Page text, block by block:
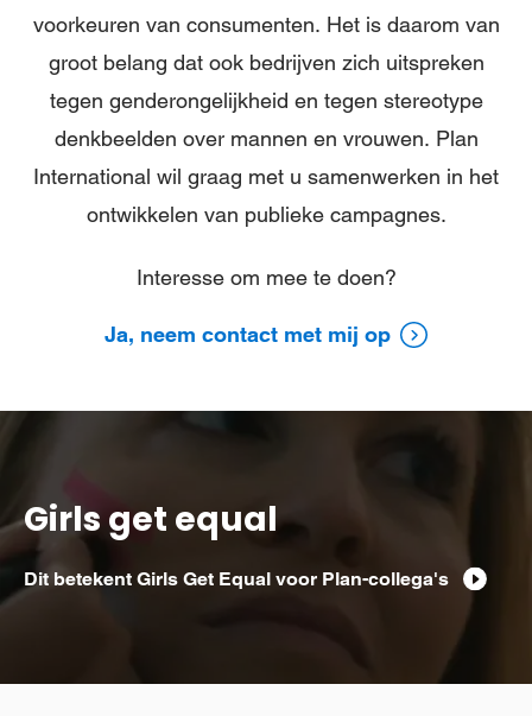
voorkeuren van consumenten. Het is daarom van
groot belang dat ook bedrijven zich uitspreken
tegen genderongelijkheid en tegen stereotype
denkbeelden over mannen en vrouwen. Plan
International wil graag met u samenwerken in het
ontwikkelen van publieke campagnes.
Interesse om mee te doen?
Ja, neem contact met mij op
Girls get equal
Dit betekent Girls Get Equal voor Plan-collega's